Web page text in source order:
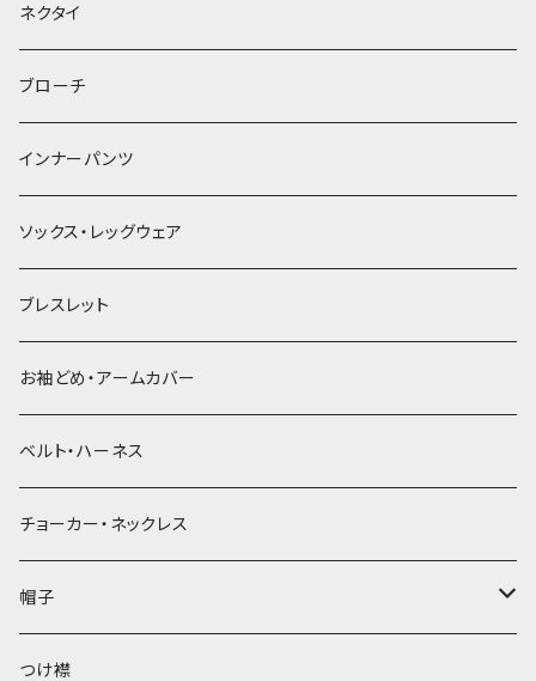
ヘッドドレス・カチューシャ
ヘアゴム
簪
ネクタイ
ブローチ
インナーパンツ
ソックス・レッグウェア
ブレスレット
お袖どめ・アームカバー
ベルト・ハーネス
チョーカー・ネックレス
帽子
ベレー帽
つけ襟